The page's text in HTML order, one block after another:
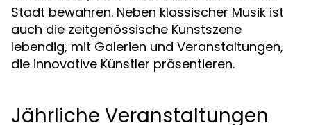
Stadt bewahren. Neben klassischer Musik ist
auch die zeitgenössische Kunstszene
lebendig, mit Galerien und Veranstaltungen,
die innovative Künstler präsentieren.
Jährliche Veranstaltungen